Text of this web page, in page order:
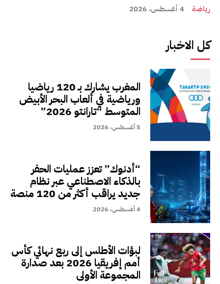
رياضة 4 أغسطس، 2026
كل الاخبار
المغرب يشارك بـ 120 رياضيا
ورياضية في ألعاب البحر الأبيض
المتوسط “تارانتو 2026”
5 أغسطس، 2026
“أدنوك” تعزز عمليات الحفر
بالذكاء الاصطناعي عبر نظام
جديد يراقب أكثر من 120 منصة
4 أغسطس، 2026
لبؤات الأطلس إلى ربع نهائي كأس
أمم إفريقيا 2026 بعد صدارة
المجموعة الأولى